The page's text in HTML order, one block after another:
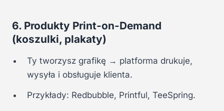
6. Produkty Print-on-Demand
(koszulki, plakaty)
Ty tworzysz grafikę → platforma drukuje,
wysyła i obsługuje klienta.
Przykłady: Redbubble, Printful, TeeSpring.